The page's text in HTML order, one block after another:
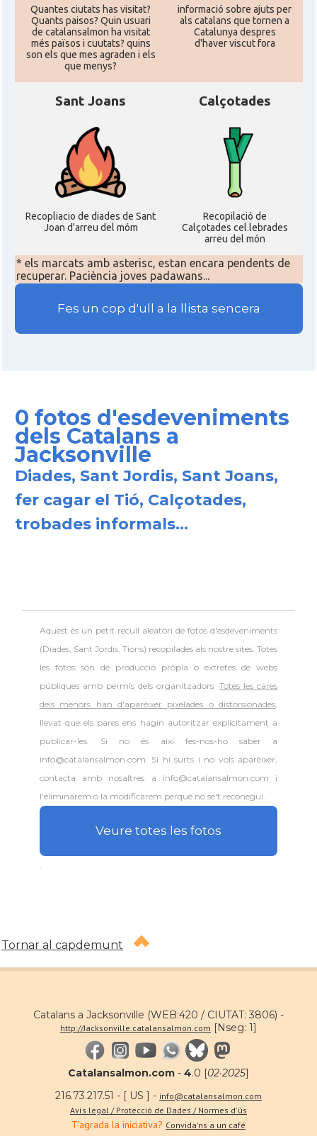
Casal Fundació Paulí Bellet
Casal
North American Catalan Society
(NACS)
ACCIÓ a Austin
Acció
Acció ACCIÓ a Silicon Valley
Delegació del Govern als Estats
Consolat Consolat general a Boston
Consolat Consolat general a Chicago
Consolat Consolat general a Houston
Consolat Consolat general a New York City
Consolat Consolat general a San Francisco
Consolat Consolat general a Washington
Ambaixada
d'Amèrica
* + ambaixades i consolats
Quantes ciutats has visitat?
Quants paisos? Quin usuari
de catalansalmon ha visitat
més països i cuutats? quins
son els que mes agraden i els
que menys?
informació sobre ajuts per
als catalans que tornen a
Catalunya despres
d'haver viscut fora
Sant Joans
Recopliacio de diades de Sant
Joan d'arreu del móm
Calçotades
Recopilació de
Calçotades cel.lebrades
arreu del món
* els marcats amb asterisc, estan encara pendents de
recuperar. Paciència joves padawans...
Fes un cop d'ull a la llista sencera
0 fotos d'esdeveniments
dels Catalans a
Jacksonville
Diades, Sant Jordis, Sant Joans,
fer cagar el Tió, Calçotades,
trobades informals...
Aquest és un petit recull aleatori defotos d'esdeveniments
(Diades, Sant Jordis, Tions) recopilades als nostre sites. Totes
les fotos són de producció pròpia o extretes de webs
públiques amb permís dels organitzadors.Totes les cares
dels menors han d'aparèixer pixelades o distorsionades,
llevat que els pares ens hagin autoritzar explícitament a
publicar-les. Si no és així fes-nos-ho saber a
info@catalansalmon.com. Si hi surts i no vols aparèixer,
contacta amb nosaltres a info@catalansalmon.com i
l'eliminarem o la modificarem perquè no se't reconegui.
Veure totes les fotos
Tornar al capdemunt
Catalans a Jacksonville (WEB:420 / CIUTAT: 3806) -
http://Jacksonville.catalansalmon.com [Nseg: 1]
Catalansalmon.com - 4.0 [02·2025]
216.73.217.51 - [ US ] - info@catalansalmon.com
Avís legal / Protecció de Dades / Normes d'ús
T'agrada la iniciativa? Convida'ns a un café